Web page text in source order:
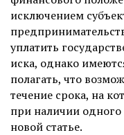
исключением
уплатить
иска, однако
полагать, что
течение срока, на
при наличии одного
новой статье.